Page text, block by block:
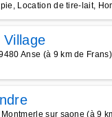
Location de tire-lait,
Village
Anse (à 9 km de Frans)
sur saone (à 9